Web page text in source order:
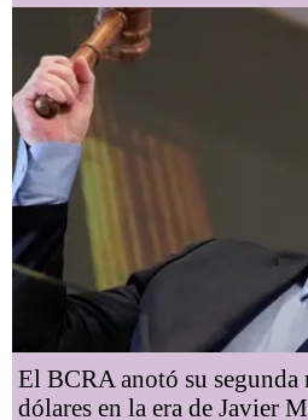
El BCRA anotó su segunda
dólares en la era de Javier